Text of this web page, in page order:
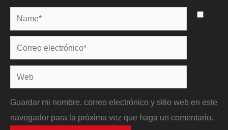
Name*
Correo
electrónico*
Web
Guardar mi nombre, correo electrónico y sitio web en este
navegador para la próxima vez que haga un comentario.